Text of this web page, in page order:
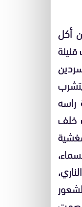
أكل
راسه
خلف